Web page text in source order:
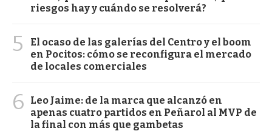
riesgos hay y cuándo se resolverá?
5
El ocaso de las galerías del Centro y el boom
en Pocitos: cómo se reconfigura el mercado
de locales comerciales
6
Leo Jaime: de la marca que alcanzó en
apenas cuatro partidos en Peñarol al MVP de
la final con más que gambetas